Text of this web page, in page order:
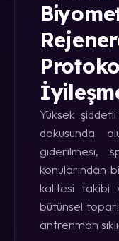
Yüksek
dokusunda
giderilmesi,
konularından
kalitesi takibi
bütünsel
antrenman